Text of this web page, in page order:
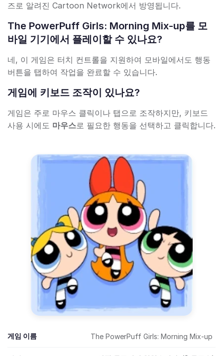
즈로 알려진 Cartoon Network에서 방영됩니다.
The PowerPuff Girls: Morning Mix-up를 모
바일 기기에서 플레이할 수 있나요?
네, 이 게임은 터치 컨트롤을 지원하여 모바일에서도 행동
버튼을 탭하여 작업을 완료할 수 있습니다.
게임에 키보드 조작이 있나요?
게임은 주로 마우스 클릭이나 탭으로 조작하지만, 키보드
사용 시에도 마우스로 필요한 행동을 선택하고 클릭합니다.
게임 이름 The PowerPuff Girls: Morning Mix-up